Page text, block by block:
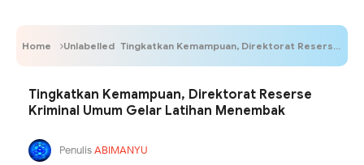
Home Unlabelled Tingkatkan Kemampuan, Direktorat Reserse Kriminal Umum Gelar Latihan Menembak
Tingkatkan Kemampuan, Direktorat Reserse
Kriminal Umum Gelar Latihan Menembak
PenulisABIMANYU